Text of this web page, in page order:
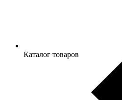
Каталог товаров